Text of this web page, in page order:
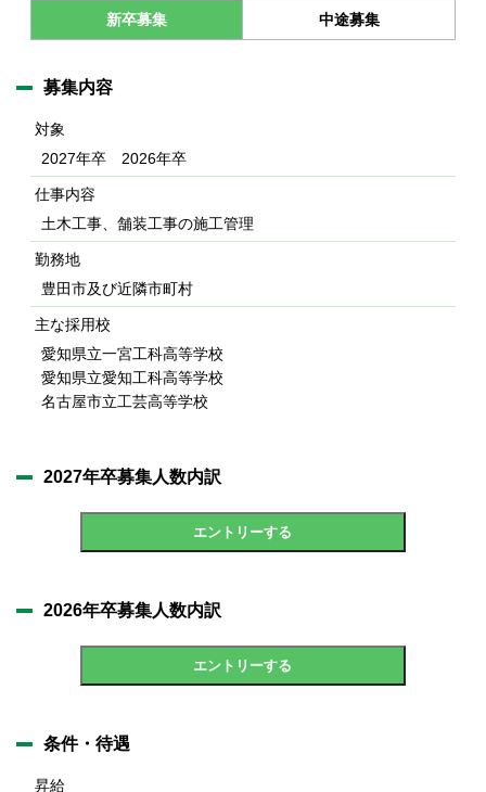
新卒募集 中途募集
募集内容
対象
2027年卒 2026年卒
仕事内容
土木工事、舗装工事の施工管理
勤務地
豊田市及び近隣市町村
主な採用校
愛知県立一宮工科高等学校
愛知県立愛知工科高等学校
名古屋市立工芸高等学校
2027年卒募集人数内訳
エントリーする
2026年卒募集人数内訳
エントリーする
条件・待遇
昇給